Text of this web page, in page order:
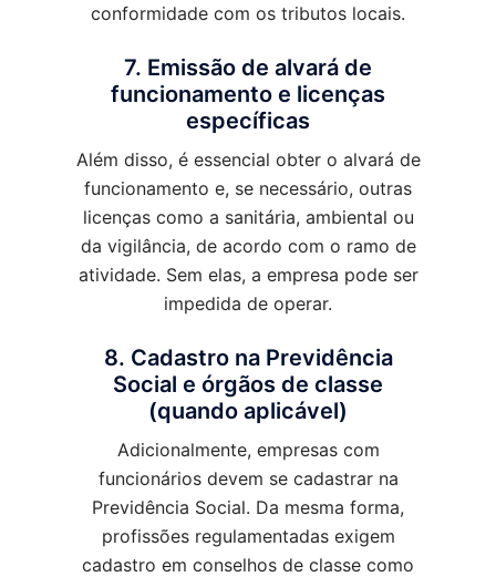
conformidade com os tributos locais.
7. Emissão de alvará de
funcionamento e licenças
específicas
Além disso, é essencial obter o alvará de
funcionamento e, se necessário, outras
licenças como a sanitária, ambiental ou
da vigilância, de acordo com o ramo de
atividade. Sem elas, a empresa pode ser
impedida de operar.
8. Cadastro na Previdência
Social e órgãos de classe
(quando aplicável)
Adicionalmente, empresas com
funcionários devem se cadastrar na
Previdência Social. Da mesma forma,
profissões regulamentadas exigem
cadastro em conselhos de classe como